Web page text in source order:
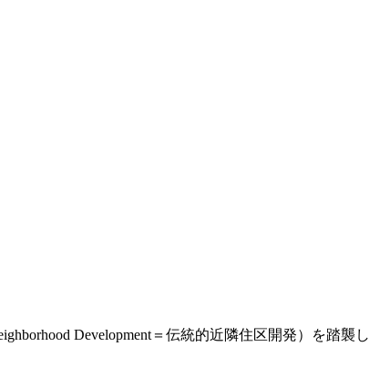
Development＝伝統的近隣住区開発）を踏襲し